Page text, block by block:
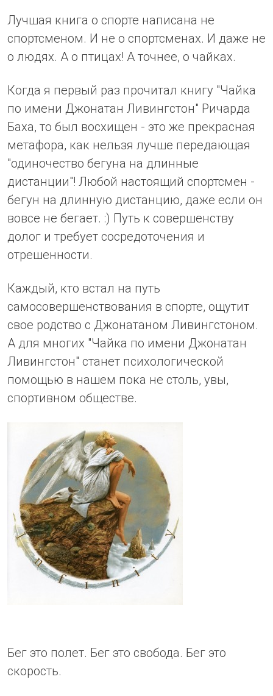
Лучшая книга о спорте написана не
спортсменом. И не о спортсменах. И даже не
о людях. А о птицах! А точнее, о чайках.
Когда я первый раз прочитал книгу "Чайка
по имени Джонатан Ливингстон" Ричарда
Баха, то был восхищен - это же прекрасная
метафора, как нельзя лучше передающая
"одиночество бегуна на длинные
дистанции"! Любой настоящий спортсмен -
бегун на длинную дистанцию, даже если он
вовсе не бегает. :) Путь к совершенству
долог и требует сосредоточения и
отрешенности.
Каждый, кто встал на путь
самосовершенствования в спорте, ощутит
свое родство с Джонатаном Ливингстоном.
А для многих "Чайка по имени Джонатан
Ливингстон" станет психологической
помощью в нашем пока не столь, увы,
спортивном обществе.
Бег это полет. Бег это свобода. Бег это
скорость.